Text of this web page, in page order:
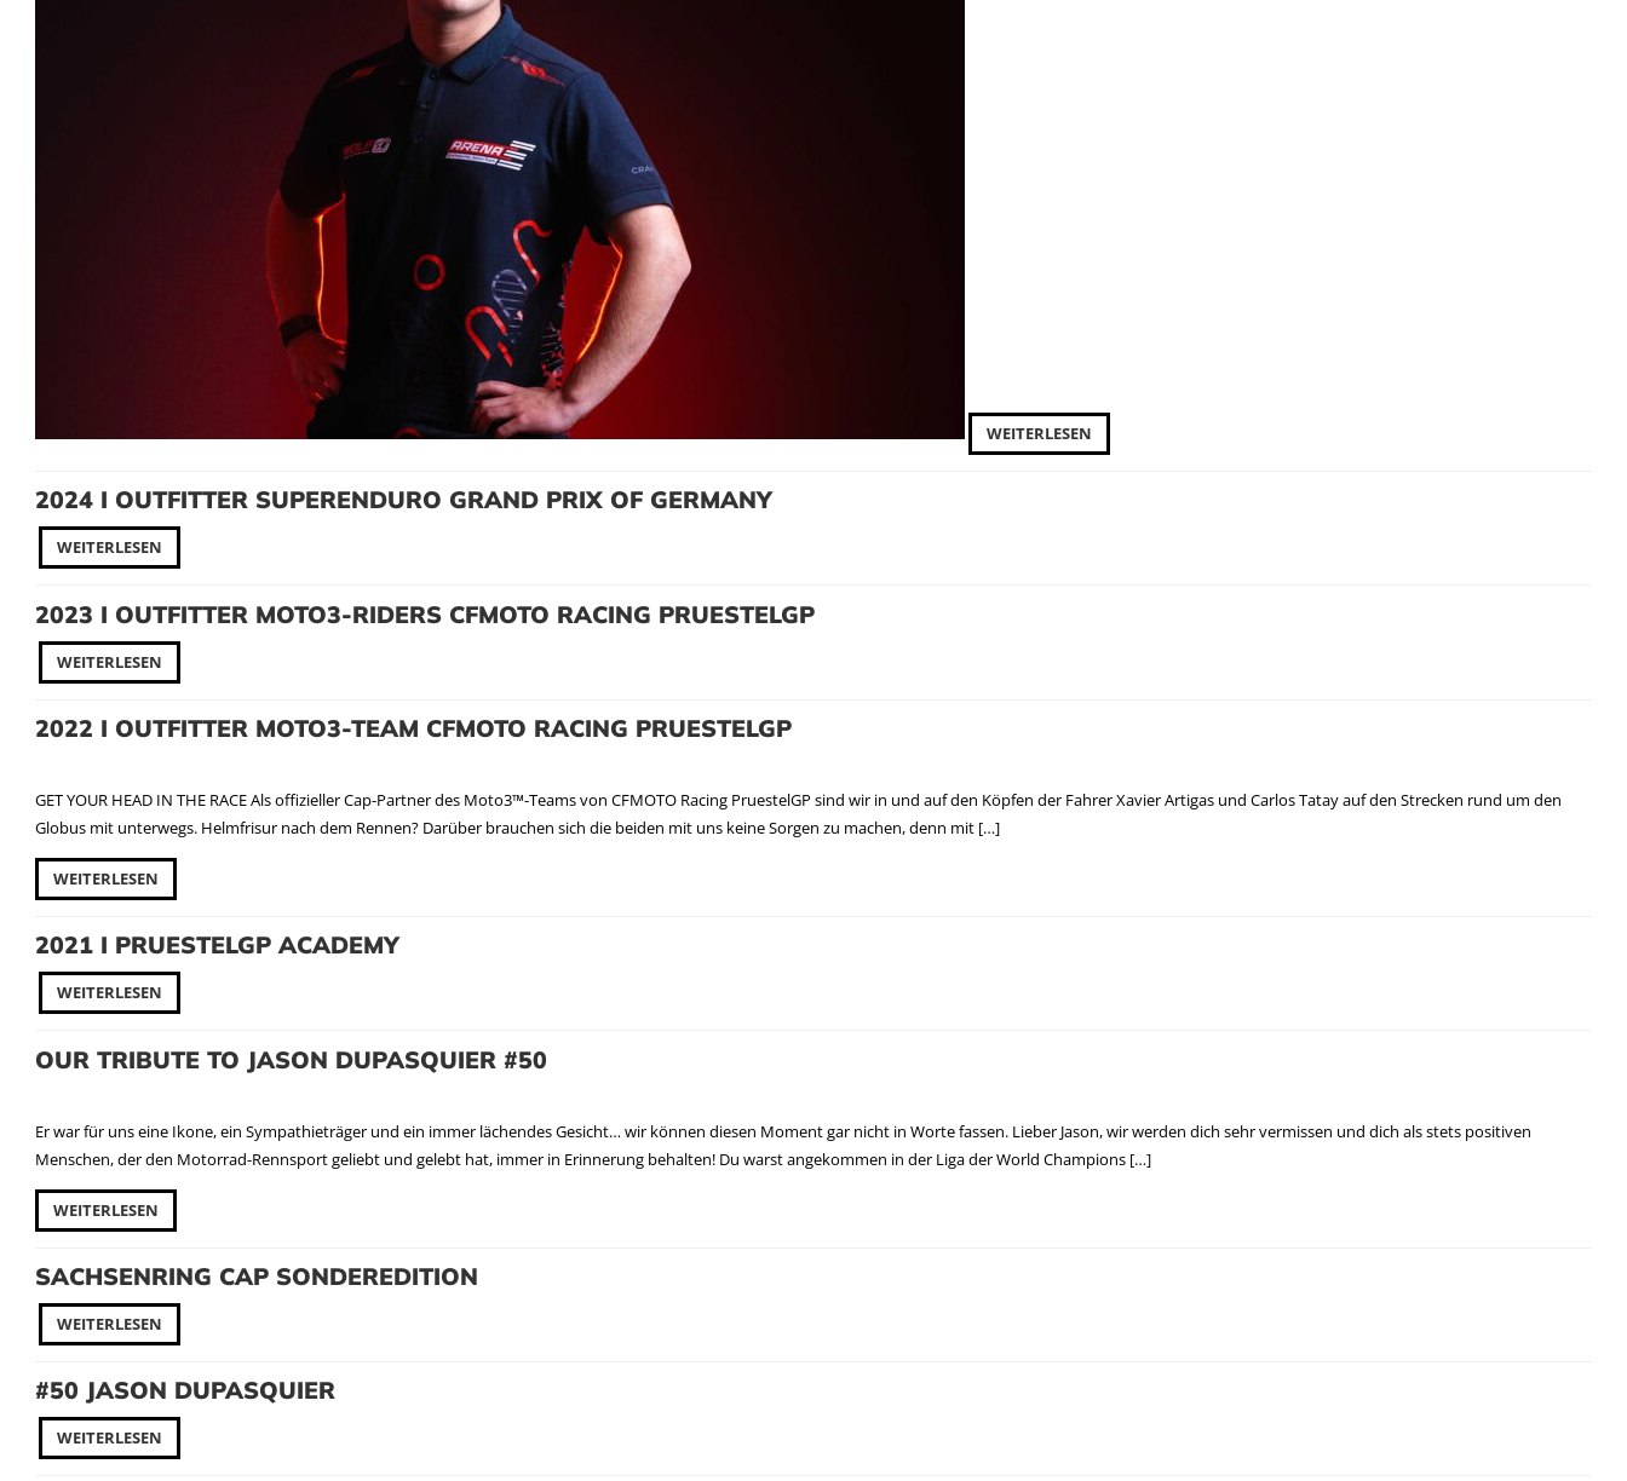
WEITERLESEN
2024 I OUTFITTER SUPERENDURO GRAND PRIX OF GERMANY
WEITERLESEN
2023 I OUTFITTER MOTO3-RIDERS CFMOTO RACING PRUESTELGP
WEITERLESEN
2022 I OUTFITTER MOTO3-TEAM CFMOTO RACING PRUESTELGP
GET YOUR HEAD IN THE RACE Als offizieller Cap-Partner des Moto3™-Teams von CFMOTO Racing PruestelGP sind wir in und auf den Köpfen der Fahrer Xavier Artigas und Carlos Tatay auf den Strecken rund um den
Globus mit unterwegs. Helmfrisur nach dem Rennen? Darüber brauchen sich die beiden mit uns keine Sorgen zu machen, denn mit […]
WEITERLESEN
2021 I PRUESTELGP ACADEMY
WEITERLESEN
OUR TRIBUTE TO JASON DUPASQUIER #50
Er war für uns eine Ikone, ein Sympathieträger und ein immer lächendes Gesicht… wir können diesen Moment gar nicht in Worte fassen. Lieber Jason, wir werden dich sehr vermissen und dich als stets positiven
Menschen, der den Motorrad-Rennsport geliebt und gelebt hat, immer in Erinnerung behalten! Du warst angekommen in der Liga der World Champions […]
WEITERLESEN
SACHSENRING CAP SONDEREDITION
WEITERLESEN
#50 JASON DUPASQUIER
WEITERLESEN